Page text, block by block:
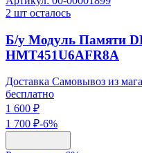
2 шт осталось
Б/у Модуль Памяти
HMT451U6AFR8A
Доставка Самовывоз из
бесплатно
1 600 ₽
1 700 ₽-6%